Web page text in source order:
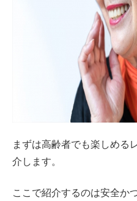
まずは高齢者でも楽しめる
介します。
ここで紹介するのは安全か